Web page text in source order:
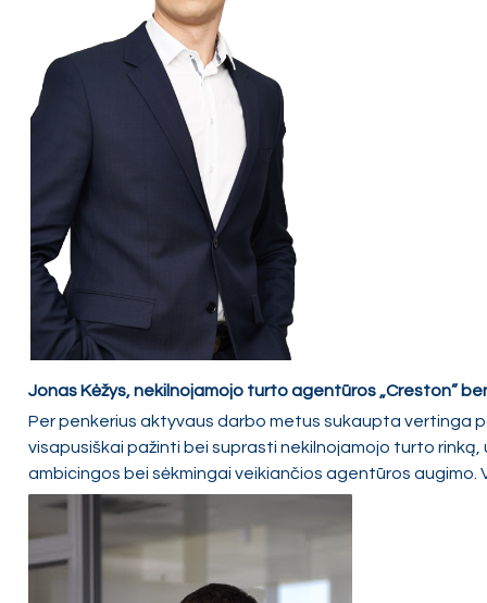
Jonas Kėžys, nekilnojamojo turto agentūros „Creston”
Per penkerius aktyvaus darbo metus sukaupta vertinga
visapusiškai pažinti bei suprasti nekilnojamojo turto
ambicingos bei sėkmingai veikiančios agentūros